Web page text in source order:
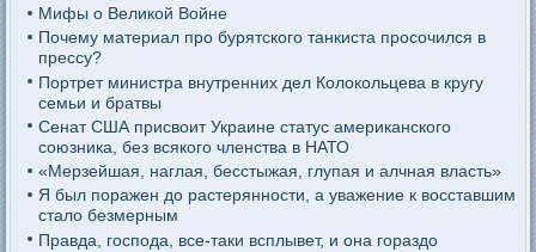
Мифы о Великой Войне
Почему материал про бурятского танкиста просочился в
прессу?
Портрет министра внутренних дел Колокольцева в кругу
семьи и братвы
Сенат США присвоит Украине статус американского
союзника, без всякого членства в НАТО
«Мерзейшая, наглая, бесстыжая, глупая и алчная власть»
Я был поражен до растерянности, а уважение к восставшим
стало безмерным
Правда, господа, все-таки всплывет, и она гораздо